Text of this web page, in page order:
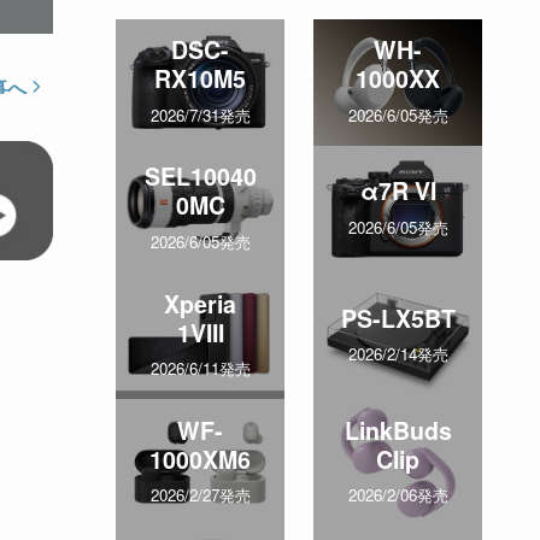
へ
DSC-
RX10M5
2026/7/31発売
WH-
1000XX
2026/6/05発売
SEL10040
0MC
2026/6/05発売
α7R VI
2026/6/05発売
Xperia
1VIII
2026/6/11発売
PS-LX5BT
2026/2/14発売
WF-
1000XM6
2026/2/27発売
LinkBuds
Clip
2026/2/06発売